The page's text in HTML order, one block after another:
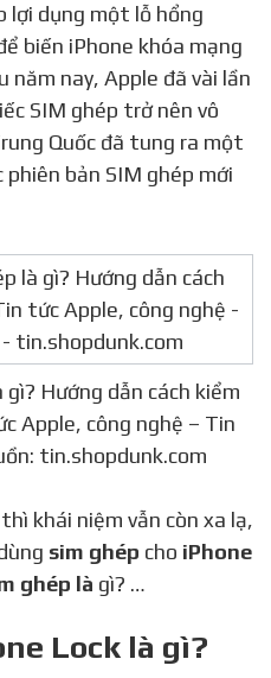
lợi dụng một lỗ hổng
biến iPhone khóa mạng
nay, Apple đã vài lần
SIM ghép trở nên vô
Quốc đã tung ra một
phiên bản SIM ghép mới
gì? Hướng dẫn cách kiểm
Apple, công nghệ – Tin
tin.shopdunk.com
khái niệm vẫn còn xa lạ,
sim ghép cho iPhone
ghép là gì? …
Lock là gì?